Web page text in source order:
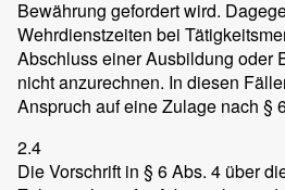
Bewährung gefordert wird.
Wehrdienstzeiten bei
Abschluss einer Ausbildung oder
nicht anzurechnen. In diesen
Anspruch auf eine Zulage nach §
2.4
Die Vorschrift in § 6 Abs. 4 über